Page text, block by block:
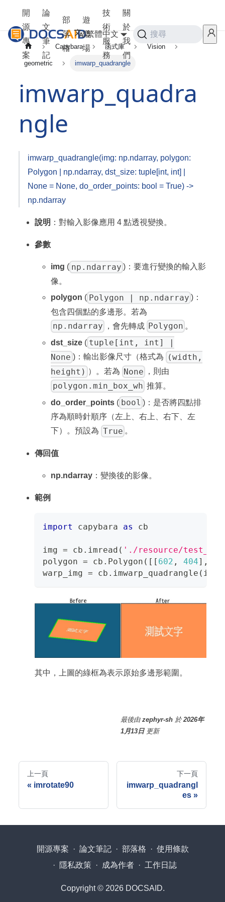
開
源
專
案
論
文
筆
記
部
落
格
遊
樂
場
技
術
服
務
關
於
我
們
繁體中文 搜尋
Capybara 函式庫 Vision
geometric imwarp_quadrangle
imwarp_quadra
ngle
imwarp_quadrangle(img: np.ndarray, polygon:
Polygon | np.ndarray, dst_size: tuple[int, int] |
None = None, do_order_points: bool = True) ->
np.ndarray
說明 ：對輸入影像應用 4 點透視變換。
參數
img ( np.ndarray )：要進行變換的輸入影
像。
polygon ( Polygon | np.ndarray )：
包含四個點的多邊形。若為
np.ndarray ，會先轉成 Polygon 。
dst_size ( tuple[int, int] |
None )：輸出影像尺寸（格式為
(width,
height) ）。若為 None ，則由
polygon.min_box_wh 推算。
do_order_points ( bool )：是否將四點排
序為順時針順序（左上、右上、右下、左
下）。預設為 True 。
傳回值
np.ndarray ：變換後的影像。
範例
import capybara as cb
img = cb . imread ( './resource/
polygon = cb . Polygon ( [ [ 602 , 404] ,
warp_img = cb . imwarp_quadrangle ( img
其中，上圖的綠框為表示原始多邊形範圍。
最後由 zephyr-sh 於 2026年
1月13日 更新
上一頁
imrotate90
下一頁
imwarp_quadrangl
es
開源專案 · 論文筆記 · 部落格 · 使用條款
·
隱私政策 · 成為作者 · 工作日誌
Copyright © 2026 DOCSAID.